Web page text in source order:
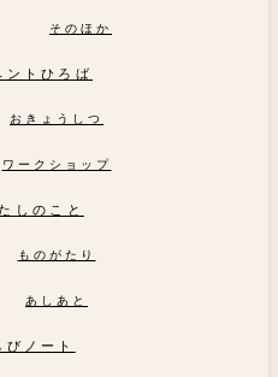
そのほか
ントひろば
おきょうしつ
ワークショップ
しのこと
ものがたり
あしあと
びノート